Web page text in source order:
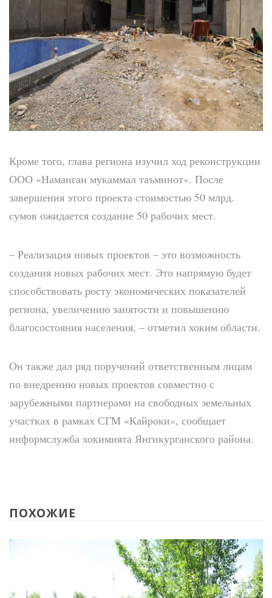
Кроме того, глава региона изучил ход реконструкции
ООО «Наманган мукаммал таъминот». После
завершения этого проекта стоимостью 50 млрд.
сумов ожидается создание 50 рабочих мест.
– Реализация новых проектов – это возможность
создания новых рабочих мест. Это напрямую будет
способствовать росту экономических показателей
региона, увеличению занятости и повышению
благосостояния населения, – отметил хоким области.
Он также дал ряд поручений ответственным лицам
по внедрению новых проектов совместно с
зарубежными партнерами на свободных земельных
участках в рамках СГМ «Кайроки», сообщает
информслужба хокимията Янгикурганского района.
ПОХОЖИЕ